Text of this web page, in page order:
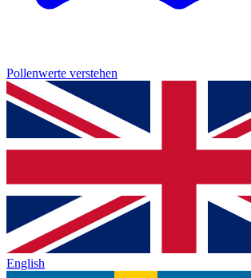
Pollenwerte verstehen
English